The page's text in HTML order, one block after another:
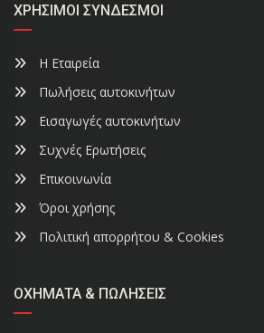
ΧΡΉΣΙΜΟΙ ΣΎΝΔΕΣΜΟΙ
Η Εταιρεία
Πωλήσεις αυτοκινήτων
Εισαγωγές αυτοκινήτων
Συχνές Ερωτήσεις
Επικοινωνία
Όροι χρήσης
Πολιτική απορρήτου & Cookies
ΟΧΉΜΑΤΑ & ΠΩΛΉΣΕΙΣ